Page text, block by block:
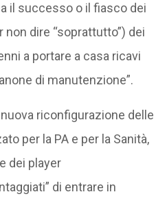
il successo o il fiasco dei
non dire “soprattutto”) dei
a portare a casa ricavi
di manutenzione”.
riconfigurazione delle
per la PA e per la Sanità,
dei player
di entrare in